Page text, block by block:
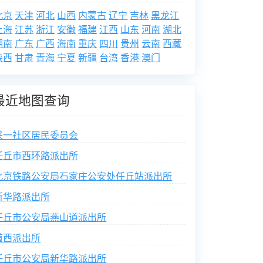
京 天津河北 山西 内蒙古辽宁 吉林黑龙江
海 江苏 浙江 安徽福建 江西 山东 河南 湖北
南 广东 广西 海南 重庆 四川 贵州 云南 西藏
西 甘肃 青海 宁夏 新疆 台湾 香港 澳门
近地图查询
一社区居民委员会
丘市西环路派出所
京铁路公安局石家庄公安处任丘站派出所
华路派出所
丘市公安局燕山道派出所
西派出所
丘市公安局新华路派出所